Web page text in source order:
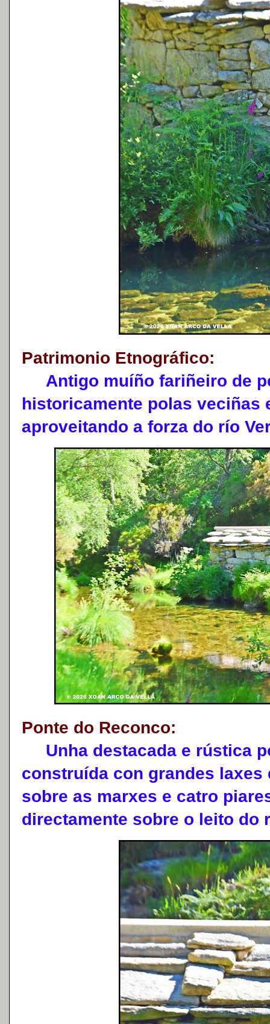
Patrimonio Etnográfico:
Antigo muíño fariñeiro de
historicamente polas veciñas
aproveitando a forza do río
Ponte do Reconco:
Unha destacada e rústica
construída con grandes laxes
sobre as marxes e catro
directamente sobre o leito do